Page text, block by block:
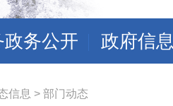
政务公开 政府信
信息 > 部门动态